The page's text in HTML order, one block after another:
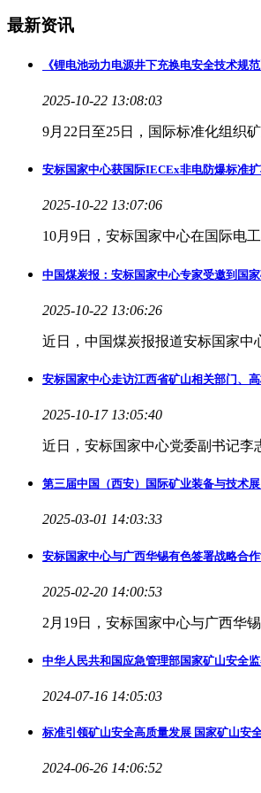
最新资讯
《锂电池动力电源井下充换电安全技术规
2025-10-22 13:08:03
9月22日至25日，国际标准化组织
安标国家中心获国际IECEx非电防爆标准
2025-10-22 13:07:06
10月9日，安标国家中心在国际电
中国煤炭报：安标国家中心专家受邀到国
2025-10-22 13:06:26
近日，中国煤炭报报道安标国家
安标国家中心走访江西省矿山相关部门、
2025-10-17 13:05:40
近日，安标国家中心党委副书记
第三届中国（西安）国际矿业装备与技术
2025-03-01 14:03:33
安标国家中心与广西华锡有色签署战略合
2025-02-20 14:00:53
2月19日，安标国家中心与广西华
中华人民共和国应急管理部国家矿山安全
2024-07-16 14:05:03
标准引领矿山安全高质量发展 国家矿山安
2024-06-26 14:06:52